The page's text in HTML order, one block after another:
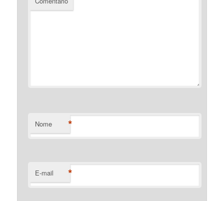
Nome *
E-mail *